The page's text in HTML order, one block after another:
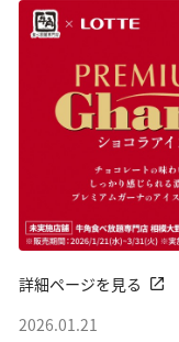
詳細ページを見る
2026.01.21